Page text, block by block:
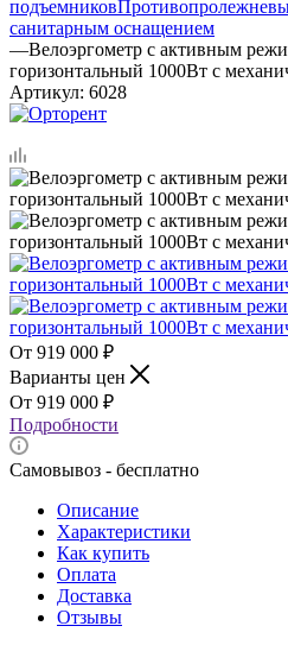
подъемников
санитарным оснащением
—Велоэргометр с активным
горизонтальный 1000Вт с
Артикул: 6028
919 000 ₽
Варианты цен
919 000 ₽
Подробности
Самовывоз - бесплатно
Описание
Характеристики
Как купить
Оплата
Доставка
Отзывы